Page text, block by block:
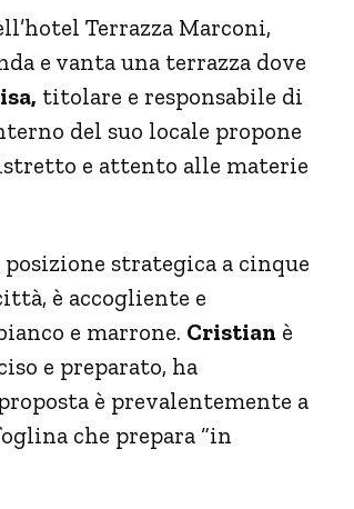
Terrazza Marconi,
e vanta una terrazza dove
titolare e responsabile di
del suo locale propone
e attento alle materie
strategica a cinque
è accogliente e
e marrone. Cristian è
e preparato, ha
è prevalentemente a
che prepara “in